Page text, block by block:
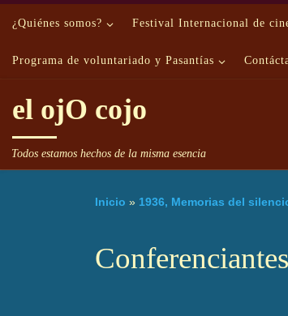
Saltar al contenido
¿Quiénes somos? Festival Internacional de
Programa de voluntariado y Pasantías
el ojO cojo
Todos estamos hechos de la misma esencia
Inicio » 1936, Memorias del
Conferenciantes